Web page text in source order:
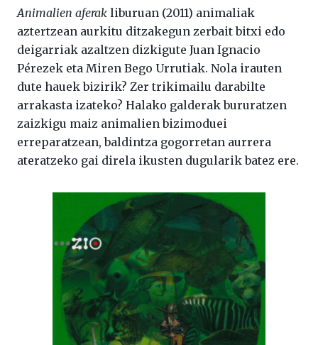
Animalien aferak liburuan (2011) animaliak
aztertzean aurkitu ditzakegun zerbait bitxi edo
deigarriak azaltzen dizkigute Juan Ignacio
Pérezek eta Miren Bego Urrutiak. Nola irauten
dute hauek bizirik? Zer trikimailu darabilte
arrakasta izateko? Halako galderak bururatzen
zaizkigu maiz animalien bizimoduei
erreparatzean, baldintza gogorretan aurrera
ateratzeko gai direla ikusten dugularik batez ere.